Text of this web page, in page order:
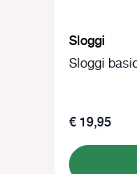
Sloggi
Sloggi
€ 19,95